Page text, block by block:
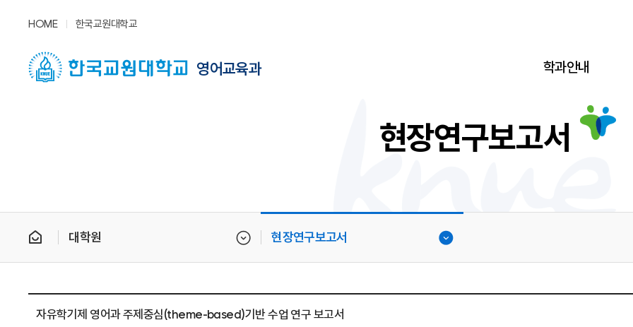
HOME 한국교원대학교
영어교육과 학과안내
현장연구보고서
대학원 현장연구보고서
자유학기제 영어과 주제중심(theme-based)기반 수업 연구 보고서